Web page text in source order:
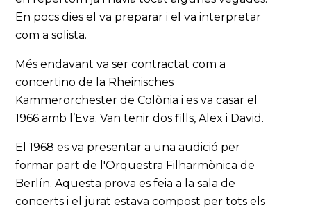
En pocs dies el va preparar i el va interpretar
com a solista.
Més endavant va ser contractat com a
concertino de la Rheinisches
Kammerorchester de Colònia i es va casar el
1966 amb l’Eva. Van tenir dos fills, Alex i David.
El 1968 es va presentar a una audició per
formar part de l'Orquestra Filharmònica de
Berlín. Aquesta prova es feia a la sala de
concerts i el jurat estava compost per tots els